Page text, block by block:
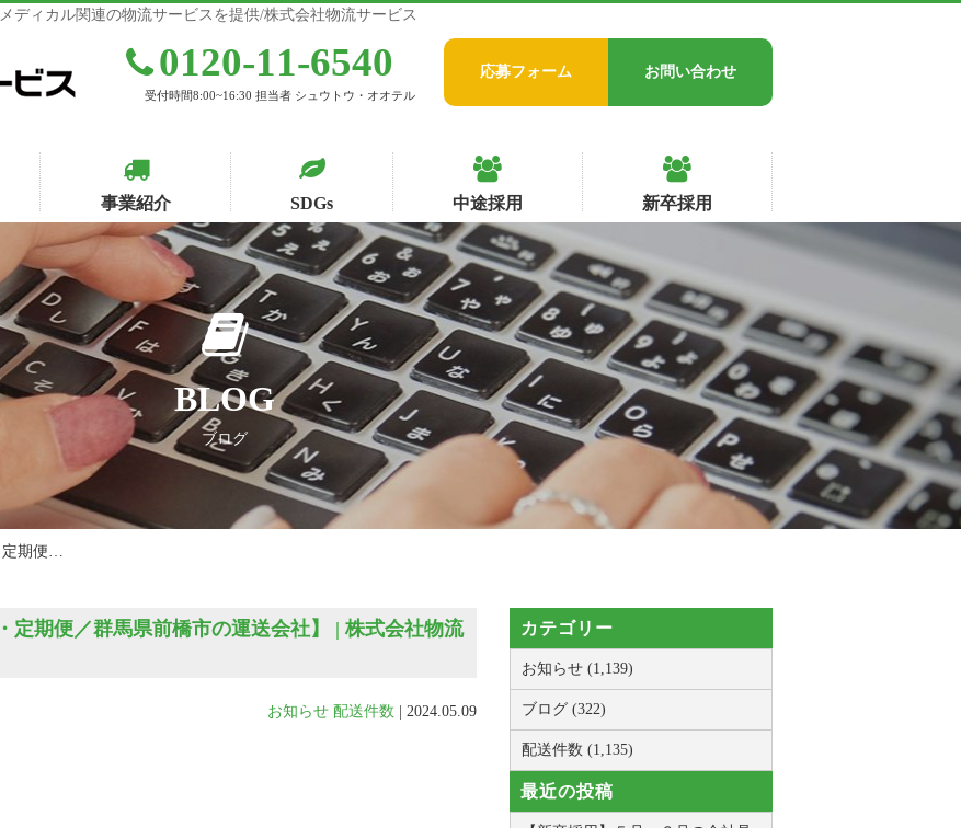
ディカル関連の物流サービスを提供/株式会社物流サービス
事業紹介 SDGs 中途採用 新卒採用
応募フォーム お問い合わせ
0120-11-6540
受付時間8:00~16:30 担当者 シュウトウ・オオテル
BLOG
ブログ
定期便…
定期便／群馬県前橋市の運送会社】 | 株式会社物流
お知らせ 配送件数 2024.05.09
カテゴリー
お知らせ (1,139)
ブログ (322)
配送件数 (1,135)
最近の投稿